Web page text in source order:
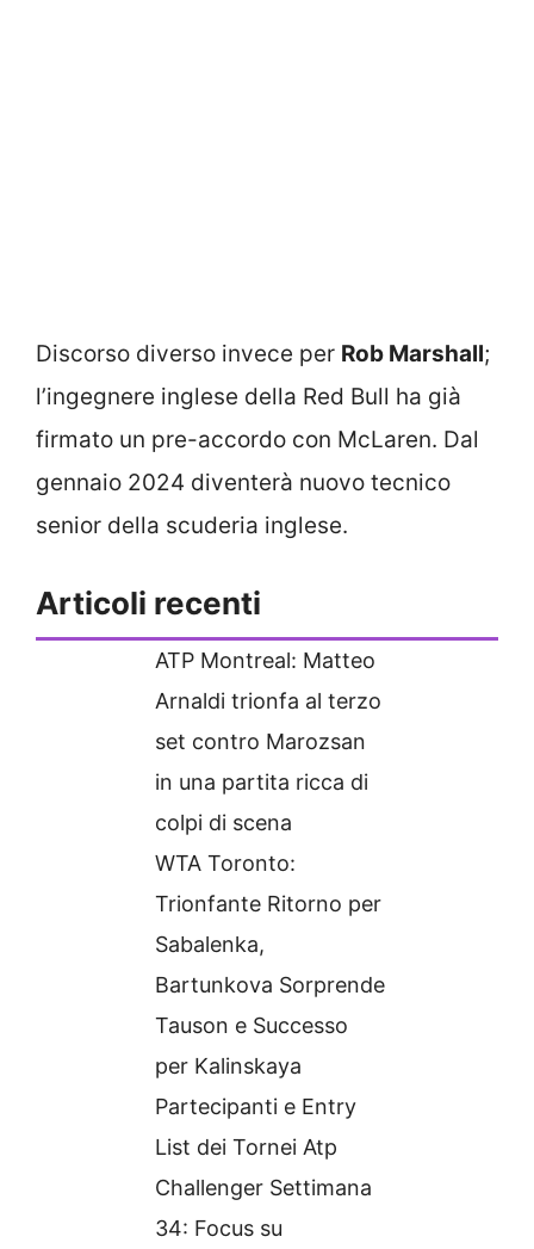
Discorso diverso invece per Rob Marshall;
l’ingegnere inglese della Red Bull ha già
firmato un pre-accordo con McLaren. Dal
gennaio 2024 diventerà nuovo tecnico
senior della scuderia inglese.
Articoli recenti
ATP Montreal: Matteo
Arnaldi trionfa al terzo
set contro Marozsan
in una partita ricca di
colpi di scena
WTA Toronto:
Trionfante Ritorno per
Sabalenka,
Bartunkova Sorprende
Tauson e Successo
per Kalinskaya
Partecipanti e Entry
List dei Tornei Atp
Challenger Settimana
34: Focus su